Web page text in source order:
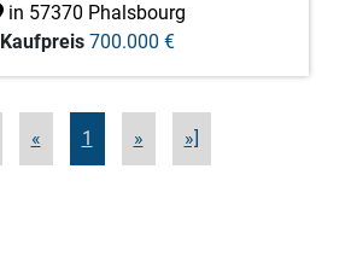
in 57370 Phalsbourg
Kaufpreis 700.000 €
« 1 » »]